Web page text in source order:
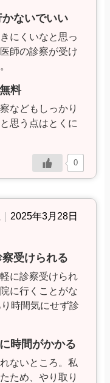
かないでいい
にくいなと思っ
師の診察が受け
料
などもしっかり
思う点はとくに
0
｜ 2025年3月28日
察受けられる
に診察受けられ
に行くことがな
時間気にせず診
に時間がかかる
ないところ。私
ため、やり取り